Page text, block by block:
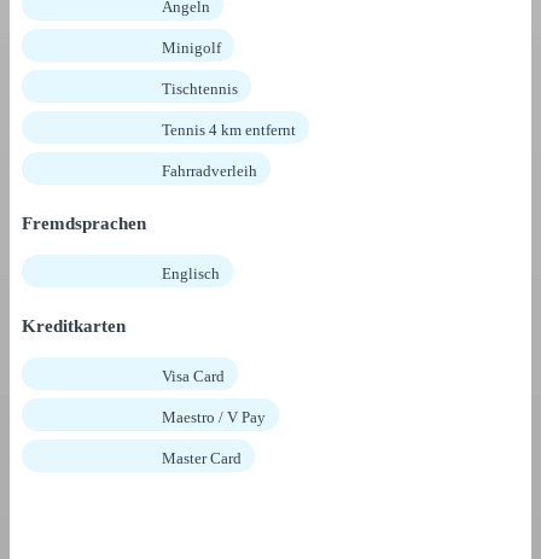
Angeln
Minigolf
Tischtennis
Tennis 4 km entfernt
Fahrradverleih
Fremdsprachen
Englisch
Kreditkarten
Visa Card
Maestro / V Pay
Master Card